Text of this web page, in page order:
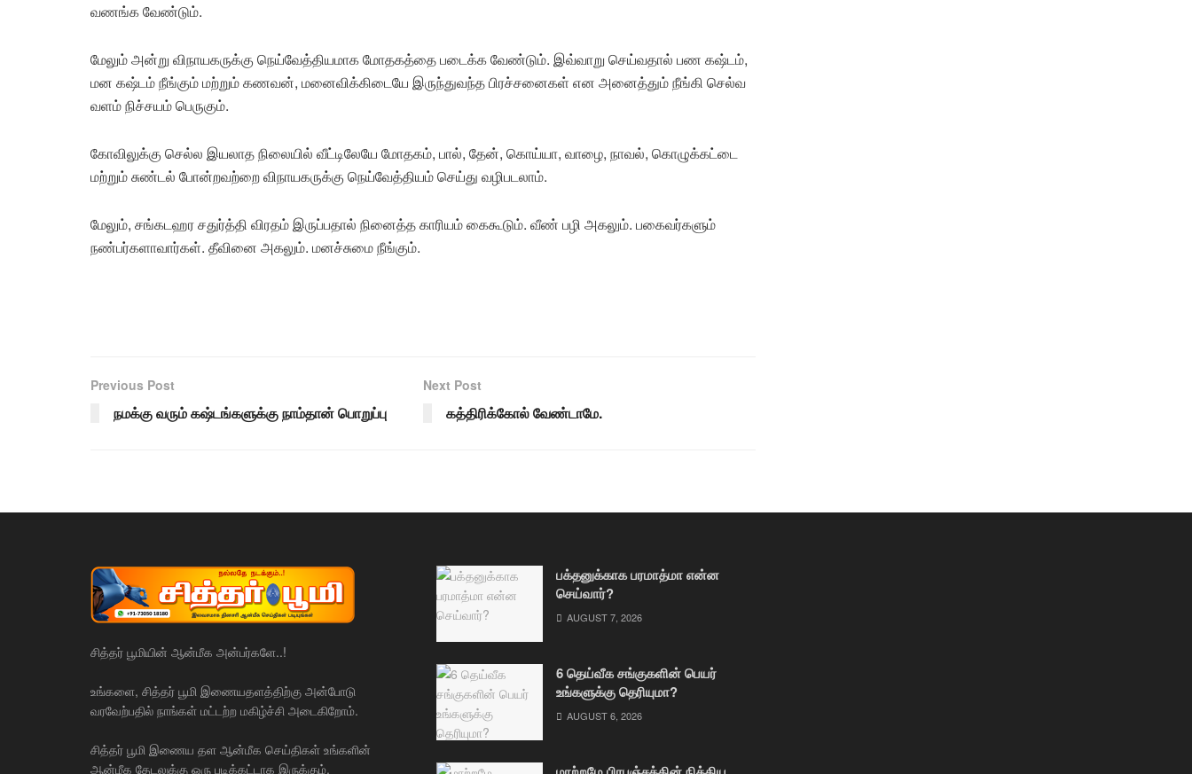
வணங்க வேண்டும்.
மேலும் அன்று விநாயகருக்கு நெய்வேத்தியமாக மோதகத்தை படைக்க வேண்டும். இவ்வாறு செய்வதால் பண கஷ்டம்,
மன கஷ்டம் நீங்கும் மற்றும் கணவன், மனைவிக்கிடையே இருந்துவந்த பிரச்சனைகள் என அனைத்தும் நீங்கி செல்வ
வளம் நிச்சயம் பெருகும்.
கோவிலுக்கு செல்ல இயலாத நிலையில் வீட்டிலேயே மோதகம், பால், தேன், கொய்யா, வாழை, நாவல், கொழுக்கட்டை
மற்றும் சுண்டல் போன்றவற்றை விநாயகருக்கு நெய்வேத்தியம் செய்து வழிபடலாம்.
மேலும், சங்கடஹர சதுர்த்தி விரதம் இருப்பதால் நினைத்த காரியம் கைகூடும். வீண் பழி அகலும். பகைவர்களும்
நண்பர்களாவார்கள். தீவினை அகலும். மனச்சுமை நீங்கும்.
Previous Post
நமக்கு வரும் கஷ்டங்களுக்கு நாம்தான் பொறுப்பு
Next Post
கத்திரிக்கோல் வேண்டாமே.
சித்தர் பூமியின் ஆன்மீக அன்பர்களே..!
உங்களை, சித்தர் பூமி இணையதளத்திற்கு அன்போடு
வரவேற்பதில் நாங்கள் மட்டற்ற மகிழ்ச்சி அடைகிறோம்.
சித்தர் பூமி இணைய தள ஆன்மீக செய்திகள் உங்களின்
ஆன்மீக தேடலுக்கு ஒரு படிக்கட்டாக இருக்கும்.
பக்தனுக்காக பரமாத்மா என்ன
செய்வார்?
AUGUST 7, 2026
6 தெய்வீக சங்குகளின் பெயர்
உங்களுக்கு தெரியுமா?
AUGUST 6, 2026